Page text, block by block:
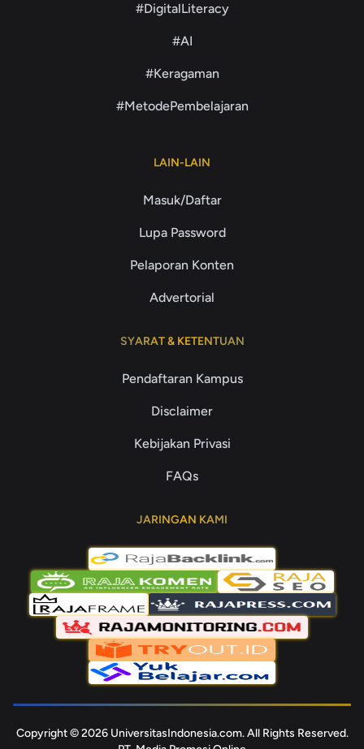
#DigitalLiteracy
#AI
#Keragaman
#MetodePembelajaran
LAIN-LAIN
Masuk/Daftar
Lupa Password
Pelaporan Konten
Advertorial
SYARAT & KETENTUAN
Pendaftaran Kampus
Disclaimer
Kebijakan Privasi
FAQs
JARINGAN KAMI
Copyright © 2026 UniversitasIndonesia.com. All Rights Reserved.